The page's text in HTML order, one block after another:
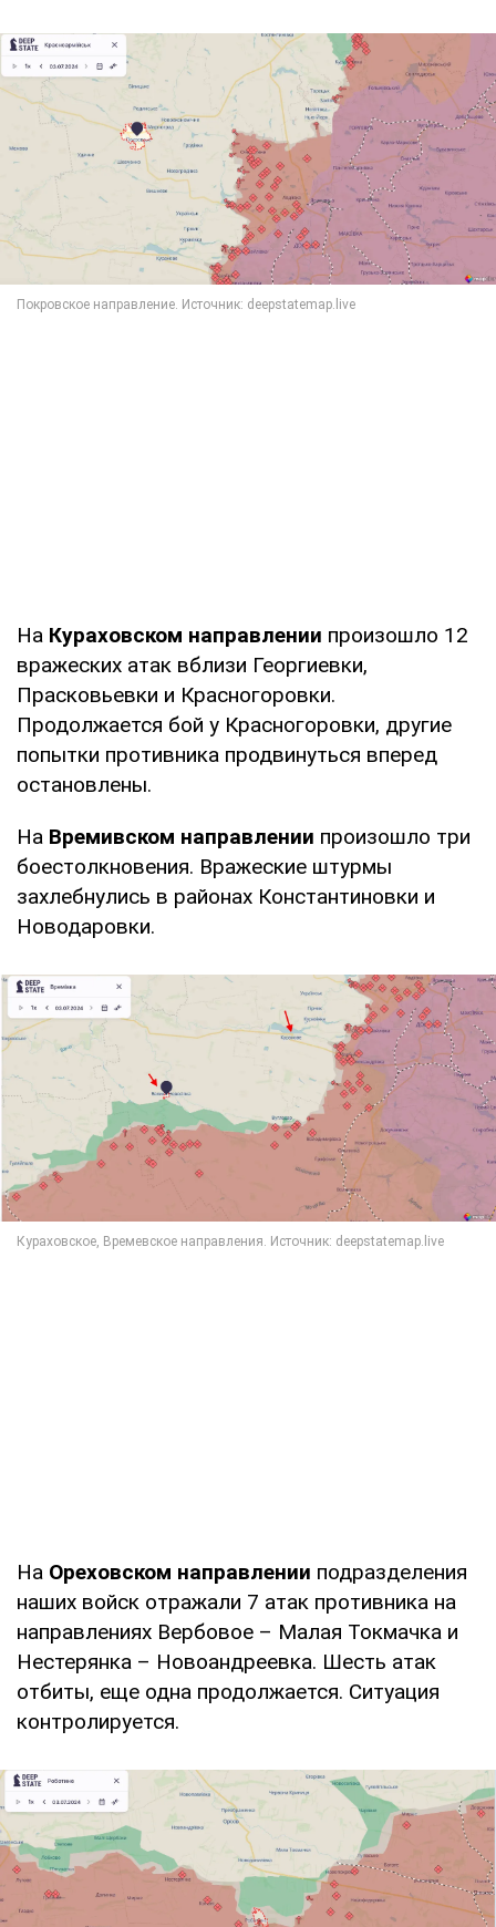
На Кураховском направлении произошло 12
вражеских атак вблизи Георгиевки,
Прасковьевки и Красногоровки.
Продолжается бой у Красногоровки, другие
попытки противника продвинуться вперед
остановлены.
На Времивском направлении произошло три
боестолкновения. Вражеские штурмы
захлебнулись в районах Константиновки и
Новодаровки.
На Ореховском направлении подразделения
наших войск отражали 7 атак противника на
направлениях Вербовое – Малая Токмачка и
Нестерянка – Новоандреевка. Шесть атак
отбиты, еще одна продолжается. Ситуация
контролируется.